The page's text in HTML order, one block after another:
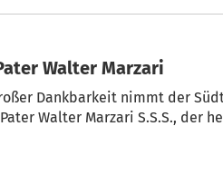
in Brixen statt.
Walter Marzari
Dankbarkeit nimmt der
Walter Marzari S.S.S., der